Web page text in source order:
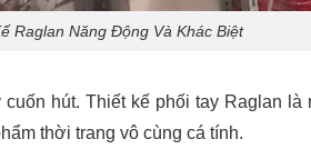
Raglan Năng Động Và Khác Biệt
hút. Thiết kế phối tay Raglan là
thời trang vô cùng cá tính.